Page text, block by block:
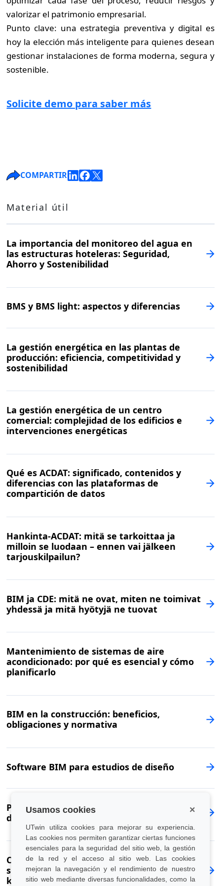
Usamos cookies ×
UTwin utiliza cookies para mejorar su experiencia.
Las cookies nos permiten garantizar ciertas funciones
esenciales para la seguridad del sitio web, la gestión
de la red y el acceso al sitio web. Las cookies
mejoran la navegación y el rendimiento de nuestro
sitio web mediante diversas funcionalidades, como la
valorizar el patrimonio empresarial.
Punto clave: una estrategia preventiva y digital es
hoy la elección más inteligente para quienes desean
gestionar instalaciones de forma moderna, segura y
sostenible.
Solicite demo para saber más
COMPARTIR
Material útil
La importancia del monitoreo del agua en
las estructuras hoteleras: Seguridad,
Ahorro y Sostenibilidad
BMS y BMS light: aspectos y diferencias
La gestión energética en las plantas de
producción: eficiencia, competitividad y
sostenibilidad
La gestión energética de un centro
comercial: complejidad de los edificios e
intervenciones energéticas
Qué es ACDAT: significado, contenidos y
diferencias con las plataformas de
compartición de datos
Hankinta-ACDAT: mitä se tarkoittaa ja
milloin se luodaan – ennen vai jälkeen
tarjouskilpailun?
BIM ja CDE: mitä ne ovat, miten ne toimivat
yhdessä ja mitä hyötyjä ne tuovat
Mantenimiento de sistemas de aire
acondicionado: por qué es esencial y cómo
planificarlo
BIM en la construcción: beneficios,
obligaciones y normativa
Software BIM para estudios de diseño
Pasaporte de renovación y mantenimiento
de edificios: qué es y cómo funciona
CMMS-ohjelmisto: mitä se on ja miksi valita
se rakennusten ja kiinteistöjen
kunnossapitoon